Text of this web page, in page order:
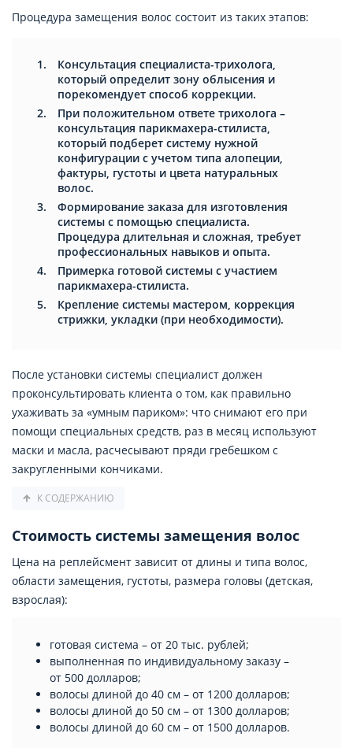
Процедура замещения волос состоит из таких этапов:
Консультация специалиста-трихолога,
который определит зону облысения и
порекомендует способ коррекции.
При положительном ответе трихолога –
консультация парикмахера-стилиста,
который подберет систему нужной
конфигурации с учетом типа алопеции,
фактуры, густоты и цвета натуральных
волос.
Формирование заказа для изготовления
системы с помощью специалиста.
Процедура длительная и сложная, требует
профессиональных навыков и опыта.
Примерка готовой системы с участием
парикмахера-стилиста.
Крепление системы мастером, коррекция
стрижки, укладки (при необходимости).
После установки системы специалист должен
проконсультировать клиента о том, как правильно
ухаживать за «умным париком»: что снимают его при
помощи специальных средств, раз в месяц используют
маски и масла, расчесывают пряди гребешком с
закругленными кончиками.
К СОДЕРЖАНИЮ
Стоимость системы замещения волос
Цена на реплейсмент зависит от длины и типа волос,
области замещения, густоты, размера головы (детская,
взрослая):
готовая система – от 20 тыс. рублей;
выполненная по индивидуальному заказу –
от 500 долларов;
волосы длиной до 40 см – от 1200 долларов;
волосы длиной до 50 см – от 1300 долларов;
волосы длиной до 60 см – от 1500 долларов.